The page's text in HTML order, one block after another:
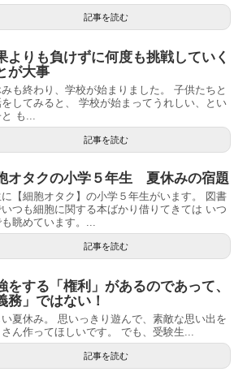
記事を読む
よりも負けずに何度も挑戦していく
が大事
みも終わり、学校が始まりました。 子供たちと
をしてみると、 学校が始まってうれしい、とい
も...
記事を読む
オタクの小学５年生 夏休みの宿題
【細胞オタク】の小学５年生がいます。 図書
つも細胞に関する本ばかり借りてきては いつ
も眺めています。...
記事を読む
をする「権利」があるのであって、
務」ではない！
夏休み。 思いっきり遊んで、素敵な思い出を
ん作ってほしいです。 でも、受験生...
記事を読む